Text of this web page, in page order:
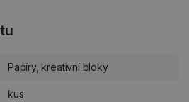
Papíry, kreativní bloky
kus